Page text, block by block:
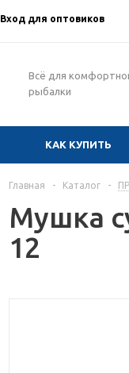
Вход для оптовиков
Всё для
рыбалки
КАК КУПИТЬ
Главная - Каталог -
Мушка
12